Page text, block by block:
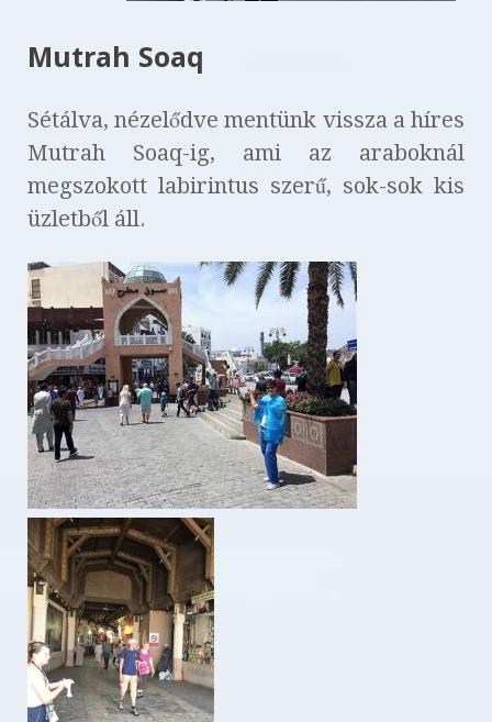
Mutrah Soaq
Sétálva, nézelődve mentünk vissza a híres
Mutrah Soaq-ig, ami az araboknál
megszokott labirintus szerű, sok-sok kis
üzletből áll.